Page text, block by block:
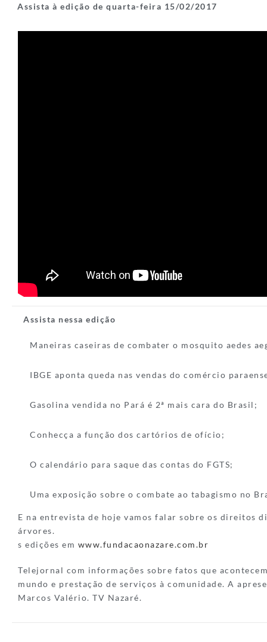
Assista à edição de quarta-feira 15/02/2017
Assista nessa edição
Maneiras caseiras de combater o mosquito aedes
IBGE aponta queda nas vendas do comércio
Gasolina vendida no Pará é 2ª mais cara do Brasil;
Conhecça a função dos cartórios de ofício;
O calendário para saque das contas do FGTS;
Uma exposição sobre o combate ao tabagismo no
E na entrevista de hoje vamos falar sobre os direitos
árvores.
s edições em www.fundacaonazare.com.br
Telejornal com informações sobre fatos que
mundo e prestação de serviços à comunidade. A
Marcos Valério. TV Nazaré.